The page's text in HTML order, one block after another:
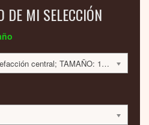
DE MI SELECCIÓN
TIPO: Para sistema de calefacción central; TAMAÑO: 1800x420x60; 584 VATIOS; 1356 EUR